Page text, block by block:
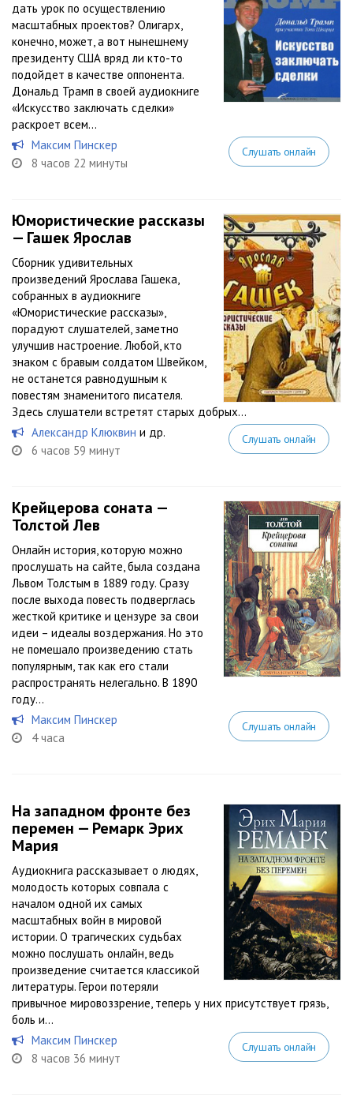
дать урок по осуществлению
масштабных проектов? Олигарх,
конечно, может, а вот нынешнему
президенту США вряд ли кто-то
подойдет в качестве оппонента.
Дональд Трамп в своей аудиокниге
«Искусство заключать сделки»
раскроет всем...
Максим Пинскер
8 часов 22 минуты
Слушать онлайн
Юмористические рассказы
— Гашек Ярослав
Сборник удивительных
произведений Ярослава Гашека,
собранных в аудиокниге
«Юмористические рассказы»,
порадуют слушателей, заметно
улучшив настроение. Любой, кто
знаком с бравым солдатом Швейком,
не останется равнодушным к
повестям знаменитого писателя.
Здесь слушатели встретят старых добрых...
Александр Клюквин и др.
6 часов 59 минут
Слушать онлайн
Крейцерова соната —
Толстой Лев
Онлайн история, которую можно
прослушать на сайте, была создана
Львом Толстым в 1889 году. Сразу
после выхода повесть подверглась
жесткой критике и цензуре за свои
идеи – идеалы воздержания. Но это
не помешало произведению стать
популярным, так как его стали
распространять нелегально. В 1890
году...
Максим Пинскер
4 часа
Слушать онлайн
На западном фронте без
перемен — Ремарк Эрих
Мария
Аудиокнига рассказывает о людях,
молодость которых совпала с
началом одной их самых
масштабных войн в мировой
истории. О трагических судьбах
можно послушать онлайн, ведь
произведение считается классикой
литературы. Герои потеряли
привычное мировоззрение, теперь у них присутствует грязь,
боль и...
Максим Пинскер
8 часов 36 минут
Слушать онлайн